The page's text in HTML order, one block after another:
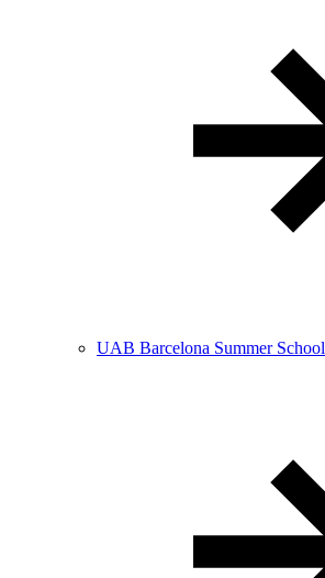
UAB Barcelona Summer School